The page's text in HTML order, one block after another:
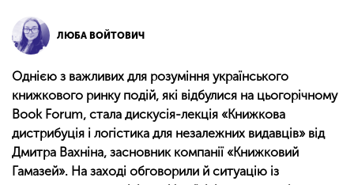
ЛЮБА ВОЙТОВИЧ
Однією з важливих для розуміння українського
книжкового ринку подій, які відбулися на цьогорічному
Book Forum, стала дискусія-лекція «Книжкова
дистрибуція і логістика для незалежних видавців» від
Дмитра Вахніна, засновник компанії «Книжковий
Гамазей». На заході обговорили й ситуацію із